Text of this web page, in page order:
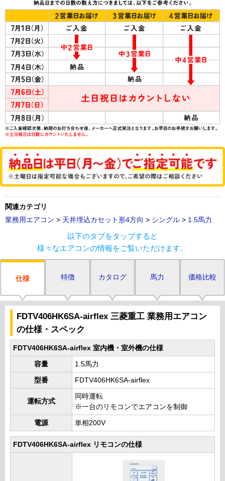
関連カテゴリ
業務用エアコン > 天井埋込カセット形4方向 > シングル > 1.5馬力
以下のタブをタップすると
様々なエアコンの情報をご覧いただけます。
仕様 特徴 カタログ 馬力 価格比較
FDTV406HK6SA-airflex 三菱重工 業務用エアコン
の仕様・スペック
FDTV406HK6SA-airflex 室内機・室外機の仕様
容量 1.5馬力
型番 FDTV406HK6SA-airflex
運転方式
同時運転
※一台のリモコンでエアコンを制御
電源 単相200V
FDTV406HK6SA-airflex リモコンの仕様